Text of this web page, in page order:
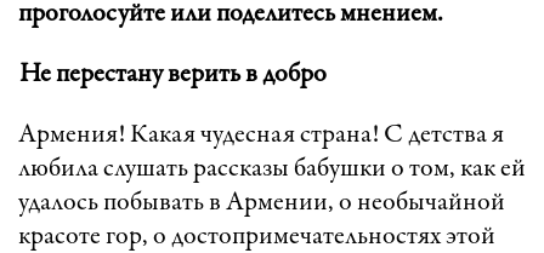
проголосуйте или поделитесь мнением.
Не перестану верить в добро
Армения! Какая чудесная страна! С детства я
любила слушать рассказы бабушки о том, как ей
удалось побывать в Армении, о необычайной
красоте гор, о достопримечательностях этой